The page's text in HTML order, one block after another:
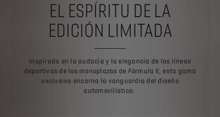
EL ESPÍRITU DE LA
EDICIÓN LIMITADA
Inspirada en la audacia y la elegancia de las líneas
deportivas de los monoplazas de Fórmula E, esta gama
exclusiva encarna la vanguardia del diseño
automovilístico.